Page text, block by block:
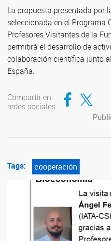
La propuesta presentada por
seleccionada en el Programa
Profesores Visitantes de la
permitirá el desarrollo de
colaboración científica junto
España.
Compartir en
redes sociales
Compartir en
Compartir en
Tags: cooperación